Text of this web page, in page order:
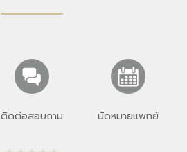
ติดต่อสอบถาม นัดหมายแพทย์